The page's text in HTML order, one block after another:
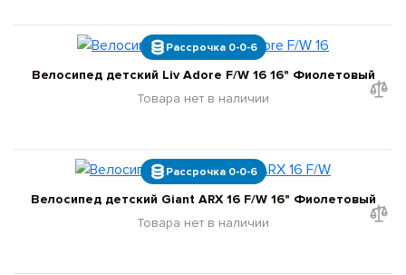
Рассрочка 0-0-6
Велосипед детский Liv Adore F/W 16 16" Фиолетовый
Товара нет в наличии
Рассрочка 0-0-6
Велосипед детский Giant ARX 16 F/W 16" Фиолетовый
Товара нет в наличии